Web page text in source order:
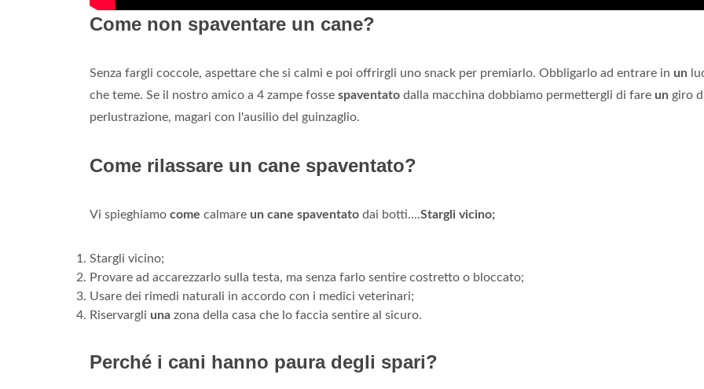
Come non spaventare un cane?
Senza fargli coccole, aspettare che si calmi e poi offrirgli uno snack per premiarlo. Obbligarlo ad entrare in un
che teme. Se il nostro amico a 4 zampe fosse spaventato dalla macchina dobbiamo permettergli di fare un giro
perlustrazione, magari con l'ausilio del guinzaglio.
Come rilassare un cane spaventato?
Vi spieghiamo come calmare un cane spaventato dai botti....Stargli vicino;
Stargli vicino;
Provare ad accarezzarlo sulla testa, ma senza farlo sentire costretto o bloccato;
Usare dei rimedi naturali in accordo con i medici veterinari;
Riservargli una zona della casa che lo faccia sentire al sicuro.
Perché i cani hanno paura degli spari?